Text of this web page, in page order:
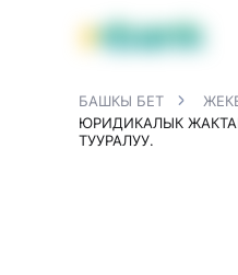
MBANK өнүмдөрү MJunior
БАШКЫ БЕТ
ЮРИДИКАЛЫК
ТУУРАЛУУ.